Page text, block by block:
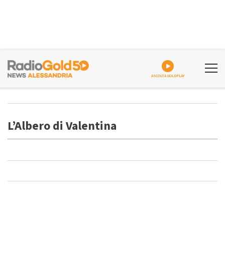
ASCOLTA GOLDPLAY
L’Albero di Valentina